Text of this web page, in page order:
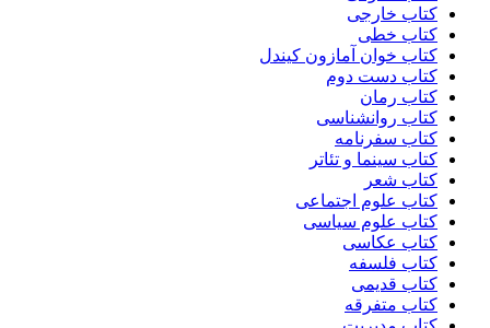
کتاب خارجی
کتاب خطی
کتاب خوان آمازون کیندل
کتاب دست دوم
کتاب رمان
کتاب روانشناسی
کتاب سفرنامه
کتاب سینما و تئاتر
کتاب شعر
کتاب علوم اجتماعی
کتاب علوم سیاسی
کتاب عکاسی
کتاب فلسفه
کتاب قدیمی
کتاب متفرقه